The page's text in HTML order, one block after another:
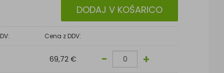
DODAJ V KOŠARICO
Cena z DDV:
69,72 € - +